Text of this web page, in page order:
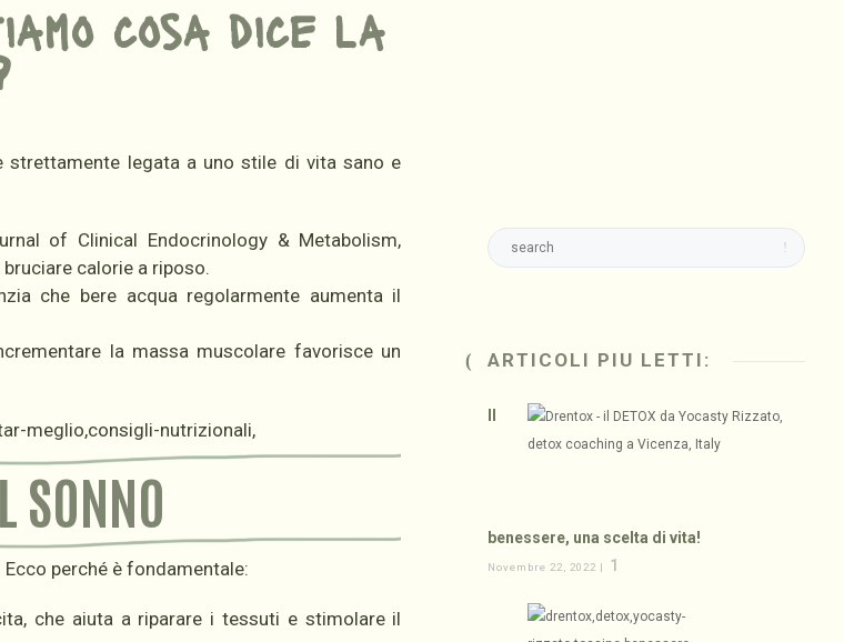
cosa dice la
strettamente legata a uno stile di vita sano e
of Clinical Endocrinology & Metabolism,
calorie a riposo.
che bere acqua regolarmente aumenta il
la massa muscolare favorisce un
SONNO
perché è fondamentale:
che aiuta a riparare i tessuti e stimolare il
ARTICOLI PIU LETTI:
benessere, una scelta di vita!
Novembre 22, 2022 | 1